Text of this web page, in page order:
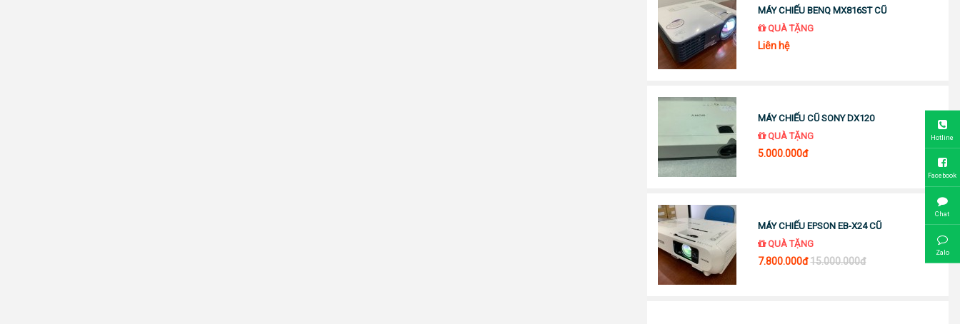
MÁY CHIẾU BENQ MX816ST CŨ
QUÀ TẶNG
Liên hệ
MÁY CHIẾU CŨ SONY DX120
QUÀ TẶNG
5.000.000đ
MÁY CHIẾU EPSON EB-X24 CŨ
QUÀ TẶNG
7.800.000đ15.000.000đ
Hotline
Facebook
Chat
Zalo